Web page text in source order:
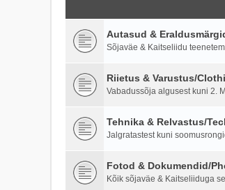
Autasud &
Sõjaväe & Kaitseliidu
Riietus & Varustus/
Vabadussõja algusest kuni 2.
Tehnika & Relvastus/
Jalgratastest kuni
Fotod & Dokumendid/
Kõik sõjaväe & Kaitseliiduga